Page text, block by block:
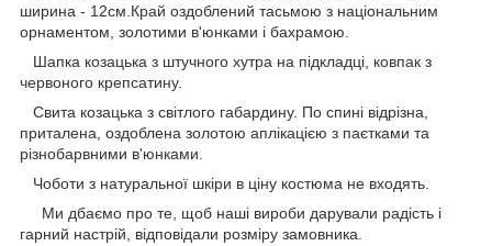
ширина - 12см.Край оздоблений тасьмою з національним
орнаментом, золотими в'юнками і бахрамою.
Шапка козацька з штучного хутра на підкладці, ковпак з
червоного крепсатину.
Свита козацька з світлого габардину. По спині відрізна,
приталена, оздоблена золотою аплікацією з паєтками та
різнобарвними в'юнками.
Чоботи з натуральної шкіри в ціну костюма не входять.
Ми дбаємо про те, щоб наші вироби дарували радість і
гарний настрій, відповідали розміру замовника.